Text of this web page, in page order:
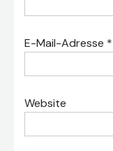
E-Mail-Adresse *
Website